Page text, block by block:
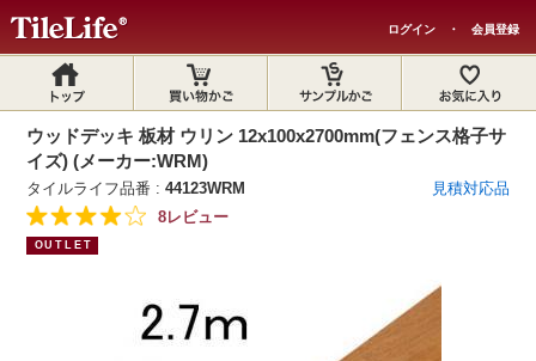
ログイン ・ 会員登録
ウッドデッキ 板材 ウリン 12x100x2700mm(フェンス格子サ
イズ) (メーカー:WRM)
タイルライフ品番 :44123WRM
見積対応品
8レビュー
OUTLET